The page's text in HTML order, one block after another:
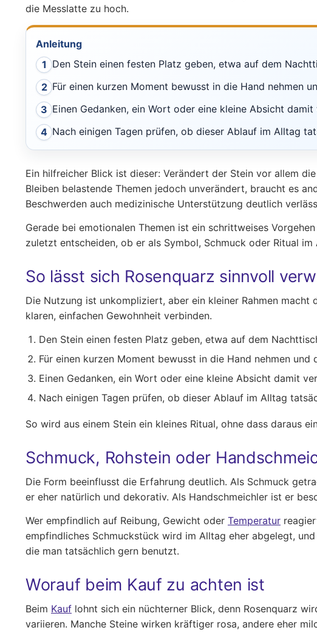
die Messlatte zu hoch.
Anleitung
1 Den Stein einen festen Platz geben, etwa auf dem
2 Für einen kurzen Moment bewusst in die Hand nehmen
3 Einen Gedanken, ein Wort oder eine kleine Absicht
4 Nach einigen Tagen prüfen, ob dieser Ablauf im Alltag
Ein hilfreicher Blick ist dieser: Verändert der Stein vor allem
Bleiben belastende Themen jedoch unverändert, braucht es
Beschwerden auch medizinische Unterstützung deutlich
Gerade bei emotionalen Themen ist ein schrittweises
zuletzt entscheiden, ob er als Symbol, Schmuck oder Ritual
So lässt sich Rosenquarz sinnvoll
Die Nutzung ist unkompliziert, aber ein kleiner Rahmen macht
klaren, einfachen Gewohnheit verbinden.
Den Stein einen festen Platz geben, etwa auf dem
Für einen kurzen Moment bewusst in die Hand nehmen und
Einen Gedanken, ein Wort oder eine kleine Absicht damit
Nach einigen Tagen prüfen, ob dieser Ablauf im Alltag
So wird aus einem Stein ein kleines Ritual, ohne dass daraus
Schmuck, Rohstein oder
Die Form beeinflusst die Erfahrung deutlich. Als Schmuck
er eher natürlich und dekorativ. Als Handschmeichler ist er
Wer empfindlich auf Reibung, Gewicht oder Temperatur
empfindliches Schmuckstück wird im Alltag eher abgelegt,
die man tatsächlich gern benutzt.
Worauf beim Kauf zu achten ist
Beim Kauf lohnt sich ein nüchterner Blick, denn Rosenquarz
variieren. Manche Steine wirken kräftiger rosa, andere eher